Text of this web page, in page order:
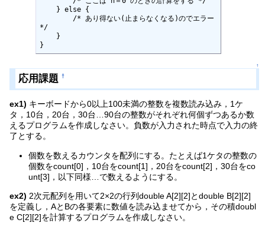
*/
}
↑
応用課題 †
ex1) キーボードから0以上100未満の整数を複数読み込み，1ケ
タ，10台，20台，30台…90台の整数がそれぞれ何個ずつあるか数
えるプログラムを作成しなさい。負数が入力された時点で入力の終
了とする。
個数を数えるカウンタを配列にする。たとえば1ケタの整数の
個数をcount[0]，10台をcount[1]，20台をcount[2]，30台をco
unt[3]，以下同様…で数えるようにする。
ex2) 2次元配列を用いて2×2の行列double A[2][2]とdouble B[2][2]
を定義し，AとBの各要素に数値を読み込ませてから，その積doubl
e C[2][2]を計算するプログラムを作成しなさい。